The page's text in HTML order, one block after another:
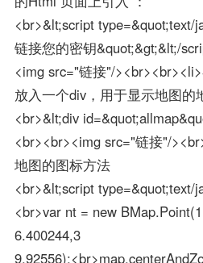
<br>&lt;script type=&quot;text/
链接您的密钥&quot;&gt;&lt;/
<img src="链接"/
放入一个div，用于显示地图的
<br>&lt;div
<br><br><img src="链接"/
地图的图标方法
<br>&lt;script type=&quot;text/
<br>var nt = new
6.400244,3